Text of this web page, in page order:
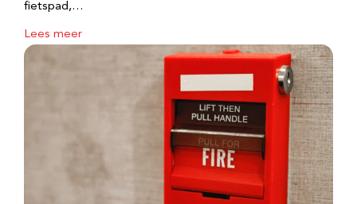
fietspad,…
Lees meer